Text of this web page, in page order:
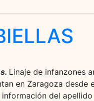
Linaje de infanzones
en Zaragoza desde
del apellido